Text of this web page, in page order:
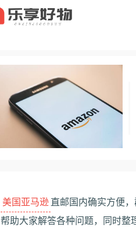
美国亚马逊直邮国内确实方便
帮助大家解答各种问题，同时